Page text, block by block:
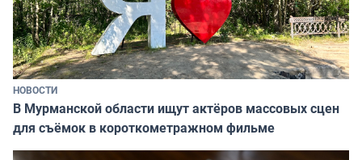
НОВОСТИ
В Мурманской области ищут актёров массовых сцен
для съёмок в короткометражном фильме